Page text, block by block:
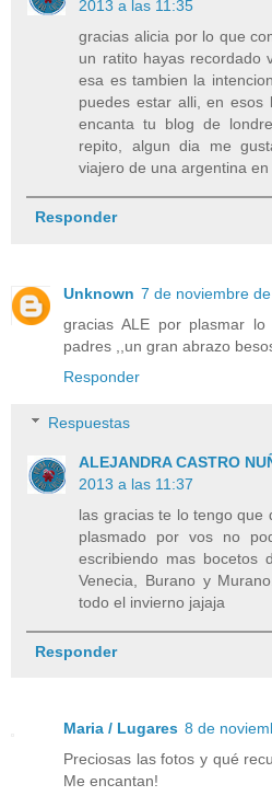
2013 a las 11:35
gracias alicia por lo que
un ratito hayas recordado
esa es tambien la
puedes estar alli, en esos
encanta tu blog de
repito, algun dia me
viajero de una argentina en
Responder
Unknown 7 de noviembre
gracias ALE por plasmar
padres ,,un gran abrazo
Responder
Respuestas
ALEJANDRA CASTRO
2013 a las 11:37
las gracias te lo tengo que
plasmado por vos no
escribiendo mas bocetos
Venecia, Burano y
todo el invierno jajaja
Responder
Maria / Lugares 8 de
Preciosas las fotos y qué
Me encantan!